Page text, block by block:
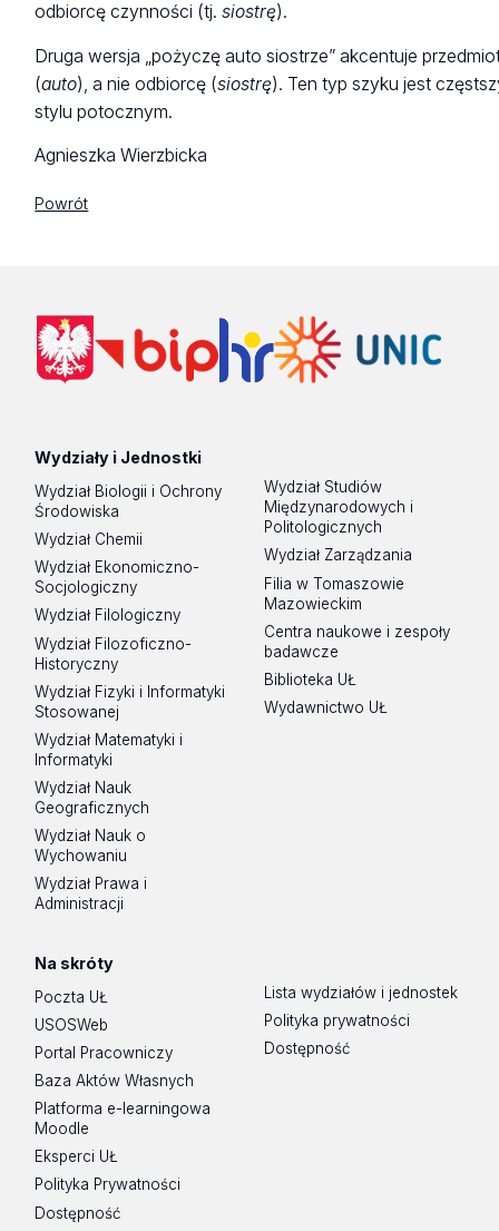
odbiorcę czynności (tj.siostrę).
Druga wersja „pożyczę auto siostrze” akcentuje
(auto), a nie odbiorcę (siostrę). Ten typ szyku jest
stylu potocznym.
Agnieszka Wierzbicka
Powrót
Wydziały i Jednostki
Wydział Biologii i Ochrony
Środowiska
Wydział Chemii
Wydział Ekonomiczno-
Socjologiczny
Wydział Filologiczny
Wydział Filozoficzno-
Historyczny
Wydział Fizyki i Informatyki
Stosowanej
Wydział Matematyki i
Informatyki
Wydział Nauk
Geograficznych
Wydział Nauk o
Wychowaniu
Wydział Prawa i
Administracji
Wydział Studiów
Międzynarodowych i
Politologicznych
Wydział Zarządzania
Filia w Tomaszowie
Mazowieckim
Centra naukowe i zespoły
badawcze
Biblioteka UŁ
Wydawnictwo UŁ
Na skróty
Poczta UŁ
USOSWeb
Portal Pracowniczy
Baza Aktów Własnych
Platforma e-learningowa
Moodle
Eksperci UŁ
Polityka Prywatności
Dostępność
Lista wydziałów i jednostek
Polityka prywatności
Dostępność